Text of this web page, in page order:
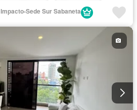
Permite niños
Sede Sur Sabaneta